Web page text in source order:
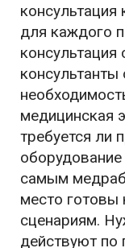
консультация
для каждого
консультация
медицинская
требуется ли
самым
место
сценариям.
действуют по